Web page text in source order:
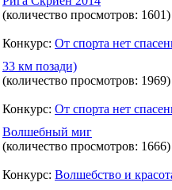
(количество просмотров: 1601)
Конкурс: От спорта нет
33 км позади)
(количество просмотров: 1969)
Конкурс: От спорта нет
Волшебный миг
(количество просмотров: 1666)
Конкурс: Волшебство и